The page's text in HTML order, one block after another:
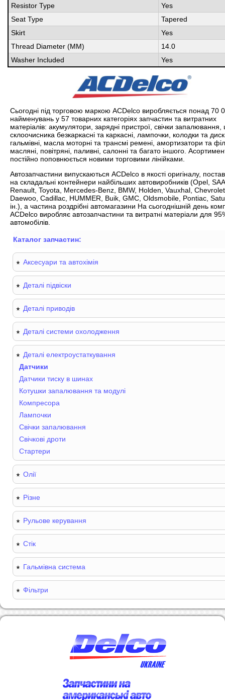
Resistor Type
Yes
Seat Type
Tapered
Skirt
Yes
Thread Diameter (MM)
14.0
Washer Included
Yes
Сьогодні під торговою маркою ACDelco виробляється понад 70
найменувань у 57 товарних категоріях запчастин та витратних
матеріалів: акумулятори, зарядні пристрої, свічки запалювання,
склоочисника безкаркасні та каркасні, лампочки, колодки та
гальмівні, масла моторні та трансмі ремені, амортизатори та
масляні, повітряні, паливні, салонні та багато іншого.
постійно поповнюється новими торговими лінійками.
Автозапчастини випускаються ACDelco в якості оригіналу,
на складальні контейнери найбільших автовиробників (Opel,
Renault, Toyota, Mercedes-Benz, BMW, Holden, Vauxhal,
Daewoo, Cadillac, HUMMER, Buik, GMC, Oldsmobile, Pontiac,
ін.), а частина роздрібні автомагазини На сьогоднішній день
ACDelco виробляє автозапчастини та витратні матеріали для
автомобілів.
Каталог запчастин:
Аксесуари та автохімія
Деталі підвіски
Деталі приводів
Деталі системи охолодження
Деталі електроустаткування
Датчики
Датчики тиску в шинах
Котушки запалювання та модулі
Компресора
Лампочки
Свічки запалювання
Свічкові дроти
Стартери
Олії
Різне
Рульове керування
Стік
Гальмівна система
Фільтри